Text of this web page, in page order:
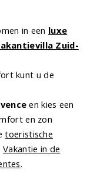
in een luxe
Zuid-
kunt u de
en kies een
en zon
toeristische
Vakantie in de
.